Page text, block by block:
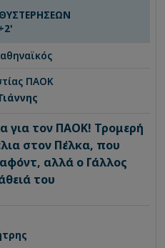
2'
ΠΑΟΚ
για τον ΠΑΟΚ! Τρομερή
στον Πέλκα, που
αλλά ο Γάλλος
του